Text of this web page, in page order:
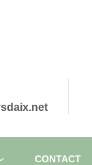
CONTACT